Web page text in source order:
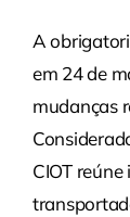
A
em 24 de
mudanças
CIOT